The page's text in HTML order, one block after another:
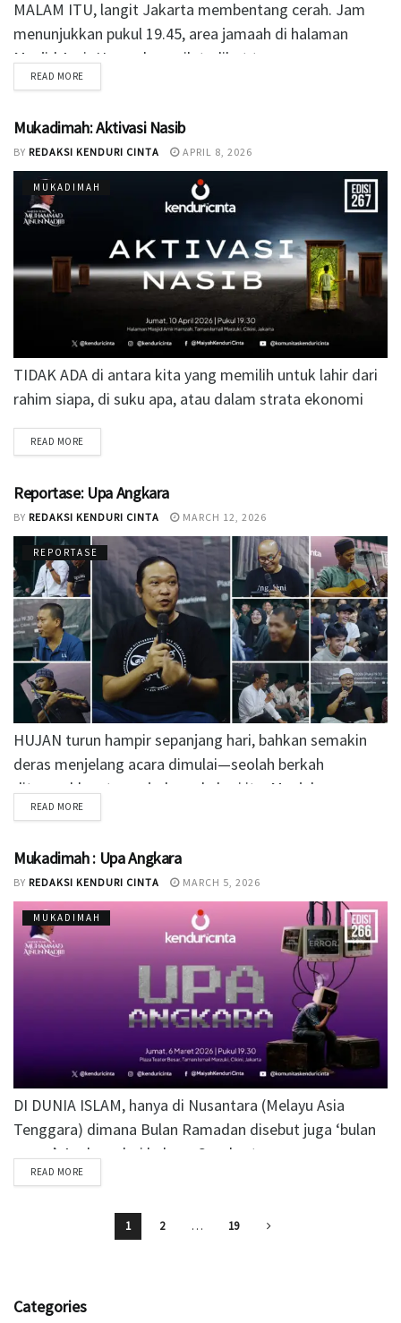
MALAM ITU, langit Jakarta membentang cerah. Jam
menunjukkan pukul 19.45, area jamaah di halaman
Masjid Amir Hamzah masih terlihat tenang,...
READ MORE
Mukadimah: Aktivasi Nasib
BY REDAKSI KENDURI CINTA APRIL 8, 2026
MUKADIMAH
TIDAK ADA di antara kita yang memilih untuk lahir dari
rahim siapa, di suku apa, atau dalam strata ekonomi
mana....
READ MORE
Reportase: Upa Angkara
BY REDAKSI KENDURI CINTA MARCH 12, 2026
REPORTASE
HUJAN turun hampir sepanjang hari, bahkan semakin
deras menjelang acara dimulai—seolah berkah
ditumpahkan tanpa jeda pada hari itu. Menjelang
malam,...
READ MORE
Mukadimah : Upa Angkara
BY REDAKSI KENDURI CINTA MARCH 5, 2026
MUKADIMAH
DI DUNIA ISLAM, hanya di Nusantara (Melayu Asia
Tenggara) dimana Bulan Ramadan disebut juga ‘bulan
puasa’. Asalnya dari bahasa Sanskerta,...
READ MORE
1 2 … 19
Categories